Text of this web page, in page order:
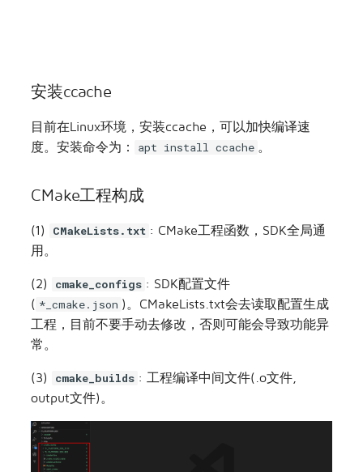
安装ccache
目前在Linux环境，安装ccache，可以加快编译速
度。安装命令为：
apt install ccache 。
CMake工程构成
(1) CMakeLists.txt : CMake工程函数，SDK全局通
用。
(2) cmake_configs : SDK配置文件
( *_cmake.json )。CMakeLists.txt会去读取配置生成
工程，目前不要手动去修改，否则可能会导致功能异
常。
(3) cmake_builds : 工程编译中间文件(.o文件,
output文件)。